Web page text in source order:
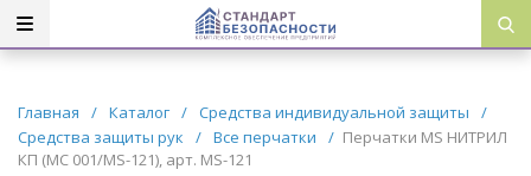
Главная / Каталог / Средства индивидуальной защиты
/
Средства защиты рук
/ Все перчатки / Перчатки MS НИТРИЛ
КП (MC 001/MS-121), арт. MS-121